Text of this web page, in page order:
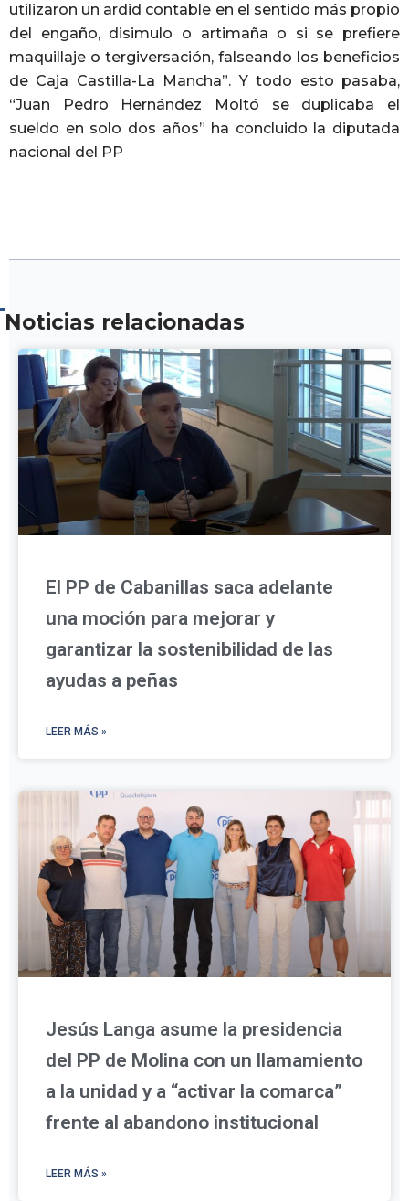
utilizaron un ardid contable en el sentido más propio
del engaño, disimulo o artimaña o si se prefiere
maquillaje o tergiversación, falseando los beneficios
de Caja Castilla-La Mancha”. Y todo esto pasaba,
“Juan Pedro Hernández Moltó se duplicaba el
sueldo en solo dos años” ha concluido la diputada
nacional del PP
Noticias relacionadas
El PP de Cabanillas saca adelante
una moción para mejorar y
garantizar la sostenibilidad de las
ayudas a peñas
LEER MÁS »
Jesús Langa asume la presidencia
del PP de Molina con un llamamiento
a la unidad y a “activar la comarca”
frente al abandono institucional
LEER MÁS »